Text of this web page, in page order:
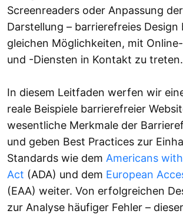
Screenreaders oder Anpassung
Darstellung – barrierefreies Design
gleichen Möglichkeiten, mit
und -Diensten in Kontakt zu treten.
In diesem Leitfaden werfen wir
reale Beispiele barrierefreier
wesentliche Merkmale der
und geben Best Practices zur
Standards wie dem Americans
Act (ADA) und dem European
(EAA) weiter. Von erfolgreichen
zur Analyse häufiger Fehler –